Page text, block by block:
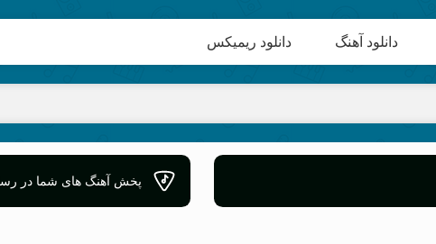
دانلود آهنگ دانلود ریمیکس
پخش آهنگ های شما در